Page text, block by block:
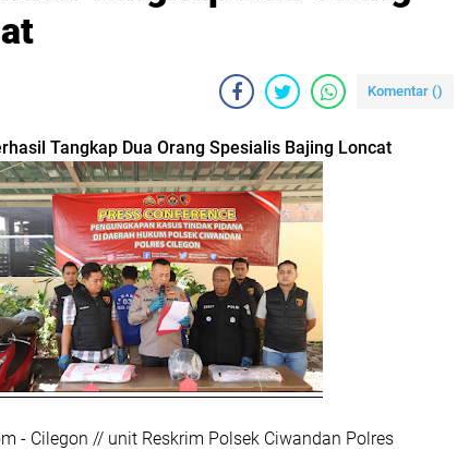
Komentar ()
Tangkap Dua Orang Spesialis Bajing Loncat
- Cilegon // unit Reskrim Polsek Ciwandan Polres